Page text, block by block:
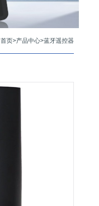
首页>产品中心>蓝牙遥控器